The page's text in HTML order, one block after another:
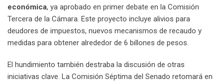
económica, ya aprobado en primer debate en la Comisión
Tercera de la Cámara. Este proyecto incluye alivios para
deudores de impuestos, nuevos mecanismos de recaudo y
medidas para obtener alrededor de 6 billones de pesos.
El hundimiento también destraba la discusión de otras
iniciativas clave. La Comisión Séptima del Senado retomará en